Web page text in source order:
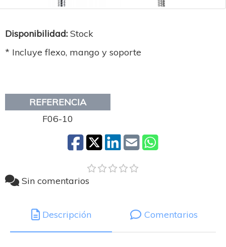
Disponibilidad: Stock
* Incluye flexo, mango y soporte
REFERENCIA
F06-10
Sin comentarios
Descripción Comentarios